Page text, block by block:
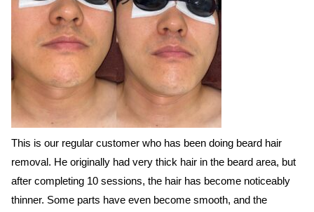
This is our regular customer who has been doing beard hair
removal. He originally had very thick hair in the beard area, but
after completing 10 sessions, the hair has become noticeably
thinner. Some parts have even become smooth, and the